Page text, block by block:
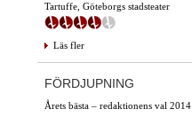
Tartuffe, Göteborgs stadsteater
Läs fler
FÖRDJUPNING
Årets bästa – redaktionens val 2014